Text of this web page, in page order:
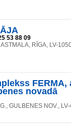
53 88 09
RĪGA, LV-
FERMA,
novadā
GULBENES NOV.,